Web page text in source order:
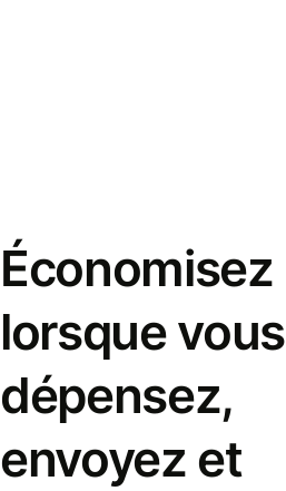
Économisez
lorsque vous
dépensez,
envoyez et